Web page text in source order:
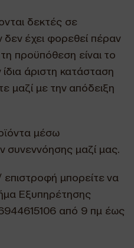
δεκτές σε
έχει φορεθεί πέραν
προϋπόθεση είναι το
άριστη κατάσταση
μαζί με την απόδειξη
μέσω
συνεννόησης μαζί μας.
μπορείτε να
Εξυπηρέτησης
από 9 πμ έως